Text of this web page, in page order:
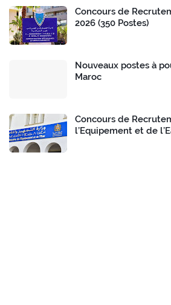
Concours de
2026 (350 Postes)
Nouveaux postes à
Maroc
Concours de
l’Equipement et de